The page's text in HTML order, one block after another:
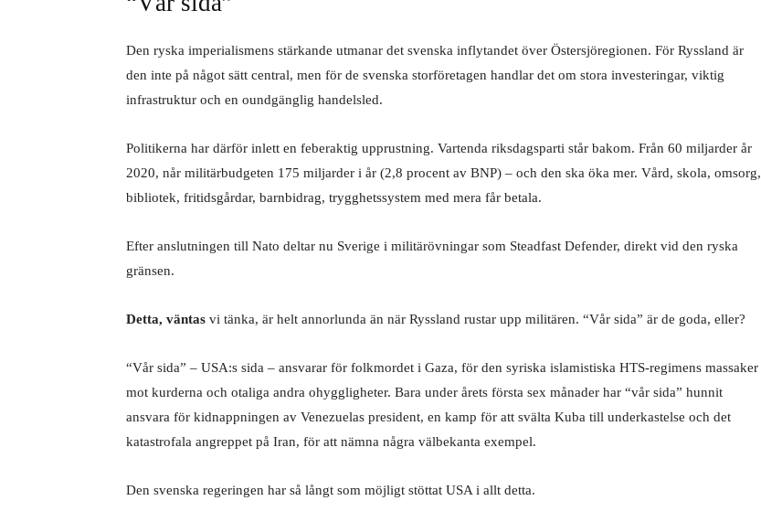
Den ryska imperialismens stärkande utmanar det svenska inflytandet över Östersjöregionen. För Ryssland är
den inte på något sätt central, men för de svenska storföretagen handlar det om stora investeringar, viktig
infrastruktur och en oundgänglig handelsled.
Politikerna har därför inlett en feberaktig upprustning. Vartenda riksdagsparti står bakom. Från 60 miljarder år
2020, når militärbudgeten 175 miljarder i år (2,8 procent av BNP) – och den ska öka mer. Vård, skola, omsorg,
bibliotek, fritidsgårdar, barnbidrag, trygghetssystem med mera får betala.
Efter anslutningen till Nato deltar nu Sverige i militärövningar som Steadfast Defender, direkt vid den ryska
gränsen.
Detta, väntas vi tänka, är helt annorlunda än när Ryssland rustar upp militären. “Vår sida” är de goda, eller?
“Vår sida” – USA:s sida – ansvarar för folkmordet i Gaza, för den syriska islamistiska HTS-regimens massaker
mot kurderna och otaliga andra ohyggligheter. Bara under årets första sex månader har “vår sida” hunnit
ansvara för kidnappningen av Venezuelas president, en kamp för att svälta Kuba till underkastelse och det
katastrofala angreppet på Iran, för att nämna några välbekanta exempel.
Den svenska regeringen har så långt som möjligt stöttat USA i allt detta.